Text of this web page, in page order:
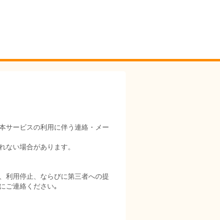
サービスの利用に伴う連絡・メー
い場合があります。
利用停止、ならびに第三者への提
ご連絡ください｡